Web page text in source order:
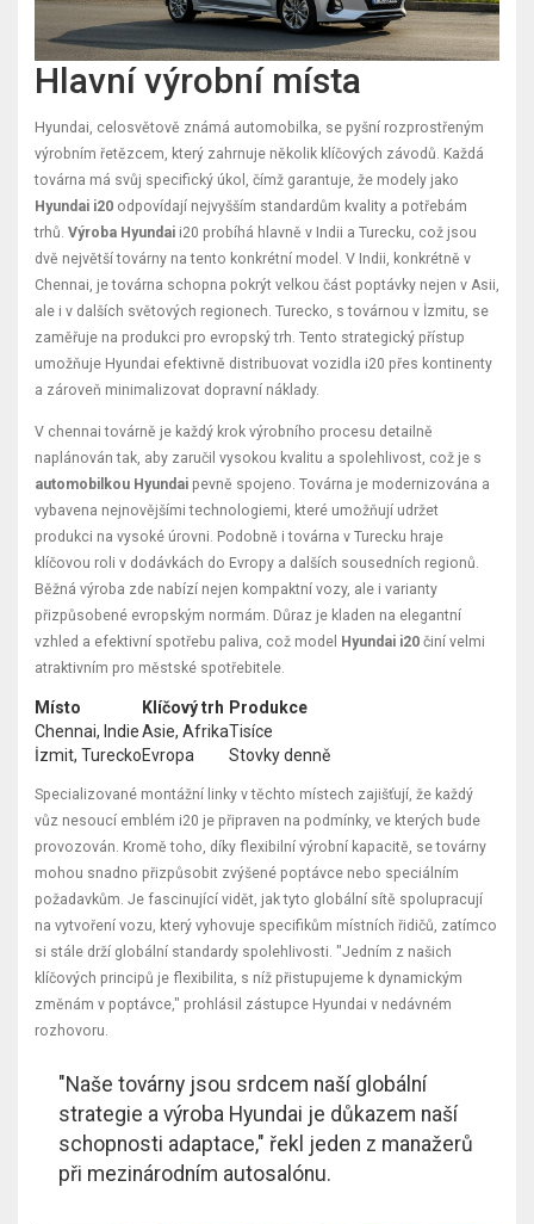
Hlavní výrobní místa
Hyundai, celosvětově známá automobilka, se pyšní rozprostřeným
výrobním řetězcem, který zahrnuje několik klíčových závodů. Každá
továrna má svůj specifický úkol, čímž garantuje, že modely jako
Hyundai i20 odpovídají nejvyšším standardům kvality a potřebám
trhů. Výroba Hyundai i20 probíhá hlavně v Indii a Turecku, což jsou
dvě největší továrny na tento konkrétní model. V Indii, konkrétně v
Chennai, je továrna schopna pokrýt velkou část poptávky nejen v Asii,
ale i v dalších světových regionech. Turecko, s továrnou v İzmitu, se
zaměřuje na produkci pro evropský trh. Tento strategický přístup
umožňuje Hyundai efektivně distribuovat vozidla i20 přes kontinenty
a zároveň minimalizovat dopravní náklady.
V chennai továrně je každý krok výrobního procesu detailně
naplánován tak, aby zaručil vysokou kvalitu a spolehlivost, což je s
automobilkou Hyundai pevně spojeno. Továrna je modernizována a
vybavena nejnovějšími technologiemi, které umožňují udržet
produkci na vysoké úrovni. Podobně i továrna v Turecku hraje
klíčovou roli v dodávkách do Evropy a dalších sousedních regionů.
Běžná výroba zde nabízí nejen kompaktní vozy, ale i varianty
přizpůsobené evropským normám. Důraz je kladen na elegantní
vzhled a efektivní spotřebu paliva, což model Hyundai i20 činí velmi
atraktivním pro městské spotřebitele.
Místo Klíčový trh Produkce
Chennai, IndieAsie, AfrikaTisíce
İzmit, TureckoEvropa Stovky denně
Specializované montážní linky v těchto místech zajišťují, že každý
vůz nesoucí emblém i20 je připraven na podmínky, ve kterých bude
provozován. Kromě toho, díky flexibilní výrobní kapacitě, se továrny
mohou snadno přizpůsobit zvýšené poptávce nebo speciálním
požadavkům. Je fascinující vidět, jak tyto globální sítě spolupracují
na vytvoření vozu, který vyhovuje specifikům místních řidičů, zatímco
si stále drží globální standardy spolehlivosti. "Jedním z našich
klíčových principů je flexibilita, s níž přistupujeme k dynamickým
změnám v poptávce," prohlásil zástupce Hyundai v nedávném
rozhovoru.
"Naše továrny jsou srdcem naší globální
strategie a výroba Hyundai je důkazem naší
schopnosti adaptace," řekl jeden z manažerů
při mezinárodním autosalónu.